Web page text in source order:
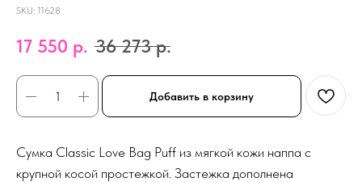
SKU: 11628
17 550 р. 36 273 р.
Добавить в корзину
Сумка Classic Love Bag Puff из мягкой кожи наппа с
крупной косой простежкой. Застежка дополнена